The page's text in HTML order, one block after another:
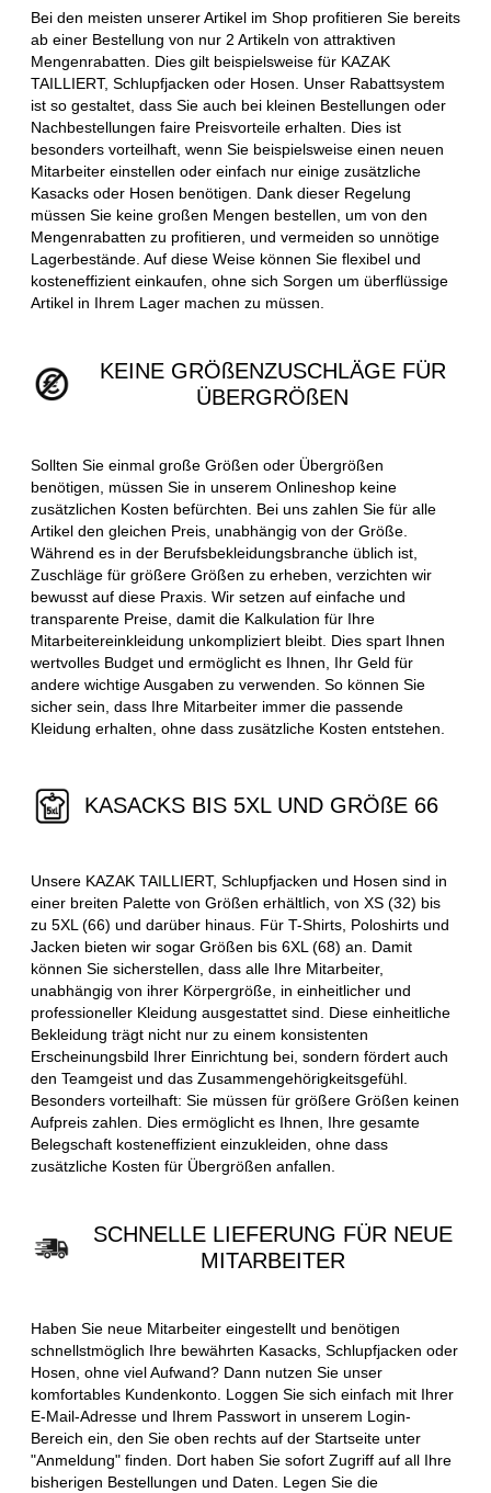
Bei den meisten unserer Artikel im Shop profitieren Sie bereits
ab einer Bestellung von nur 2 Artikeln von attraktiven
Mengenrabatten. Dies gilt beispielsweise für KAZAK
TAILLIERT, Schlupfjacken oder Hosen. Unser Rabattsystem
ist so gestaltet, dass Sie auch bei kleinen Bestellungen oder
Nachbestellungen faire Preisvorteile erhalten. Dies ist
besonders vorteilhaft, wenn Sie beispielsweise einen neuen
Mitarbeiter einstellen oder einfach nur einige zusätzliche
Kasacks oder Hosen benötigen. Dank dieser Regelung
müssen Sie keine großen Mengen bestellen, um von den
Mengenrabatten zu profitieren, und vermeiden so unnötige
Lagerbestände. Auf diese Weise können Sie flexibel und
kosteneffizient einkaufen, ohne sich Sorgen um überflüssige
Artikel in Ihrem Lager machen zu müssen.
KEINE GRÖßENZUSCHLÄGE FÜR
ÜBERGRÖßEN
Sollten Sie einmal große Größen oder Übergrößen
benötigen, müssen Sie in unserem Onlineshop keine
zusätzlichen Kosten befürchten. Bei uns zahlen Sie für alle
Artikel den gleichen Preis, unabhängig von der Größe.
Während es in der Berufsbekleidungsbranche üblich ist,
Zuschläge für größere Größen zu erheben, verzichten wir
bewusst auf diese Praxis. Wir setzen auf einfache und
transparente Preise, damit die Kalkulation für Ihre
Mitarbeitereinkleidung unkompliziert bleibt. Dies spart Ihnen
wertvolles Budget und ermöglicht es Ihnen, Ihr Geld für
andere wichtige Ausgaben zu verwenden. So können Sie
sicher sein, dass Ihre Mitarbeiter immer die passende
Kleidung erhalten, ohne dass zusätzliche Kosten entstehen.
KASACKS BIS 5XL UND GRÖßE 66
Unsere KAZAK TAILLIERT, Schlupfjacken und Hosen sind in
einer breiten Palette von Größen erhältlich, von XS (32) bis
zu 5XL (66) und darüber hinaus. Für T-Shirts, Poloshirts und
Jacken bieten wir sogar Größen bis 6XL (68) an. Damit
können Sie sicherstellen, dass alle Ihre Mitarbeiter,
unabhängig von ihrer Körpergröße, in einheitlicher und
professioneller Kleidung ausgestattet sind. Diese einheitliche
Bekleidung trägt nicht nur zu einem konsistenten
Erscheinungsbild Ihrer Einrichtung bei, sondern fördert auch
den Teamgeist und das Zusammengehörigkeitsgefühl.
Besonders vorteilhaft: Sie müssen für größere Größen keinen
Aufpreis zahlen. Dies ermöglicht es Ihnen, Ihre gesamte
Belegschaft kosteneffizient einzukleiden, ohne dass
zusätzliche Kosten für Übergrößen anfallen.
SCHNELLE LIEFERUNG FÜR NEUE
MITARBEITER
Haben Sie neue Mitarbeiter eingestellt und benötigen
schnellstmöglich Ihre bewährten Kasacks, Schlupfjacken oder
Hosen, ohne viel Aufwand? Dann nutzen Sie unser
komfortables Kundenkonto. Loggen Sie sich einfach mit Ihrer
E-Mail-Adresse und Ihrem Passwort in unserem Login-
Bereich ein, den Sie oben rechts auf der Startseite unter
"Anmeldung" finden. Dort haben Sie sofort Zugriff auf all Ihre
bisherigen Bestellungen und Daten. Legen Sie die